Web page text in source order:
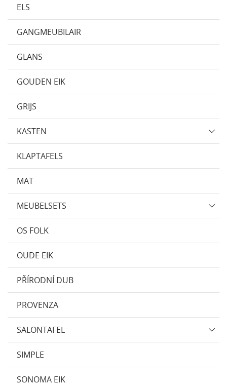
ELS
GANGMEUBILAIR
GLANS
GOUDEN EIK
GRIJS
KASTEN
KLAPTAFELS
MAT
MEUBELSETS
OS FOLK
OUDE EIK
PŘÍRODNÍ DUB
PROVENZA
SALONTAFEL
SIMPLE
SONOMA EIK